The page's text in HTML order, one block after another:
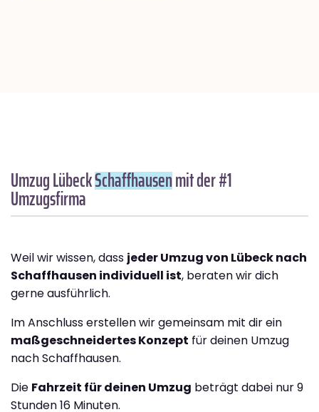
Umzug LübeckSchaffhausenmit der #1
Umzugsfirma
Weil wir wissen, dass jeder Umzug von Lübeck nach
Schaffhausen individuell ist, beraten wir dich
gerne ausführlich.
Im Anschluss erstellen wir gemeinsam mit dir ein
maßgeschneidertes Konzept für deinen Umzug
nach Schaffhausen.
Die Fahrzeit für deinen Umzug beträgt dabei nur 9
Stunden 16 Minuten.